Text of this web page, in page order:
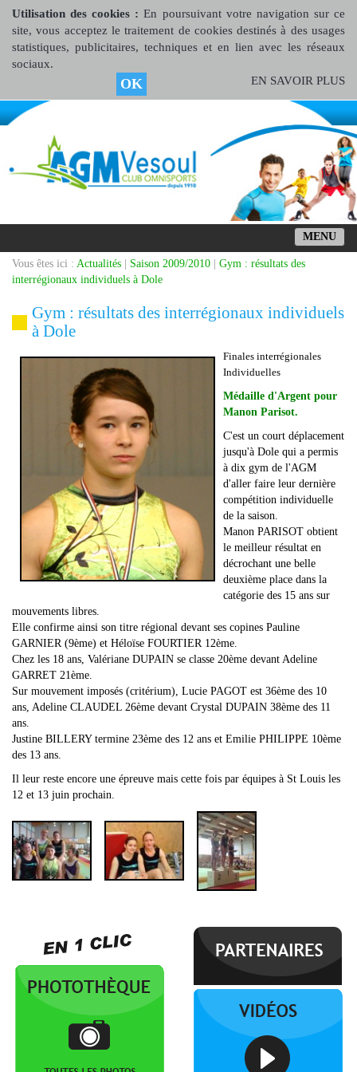
Utilisation des cookies :En poursuivant votre navigation sur ce
site, vous acceptez le traitement de cookies destinés à des usages
statistiques, publicitaires, techniques et en lien avec les réseaux
sociaux.
OK EN SAVOIR PLUS
MENU
Vous êtes ici : Actualités Saison 2009/2010
Gym : résultats des
interrégionaux individuels à Dole
Gym : résultats des interrégionaux individuels
à Dole
Finales interrégionales
Individuelles
Médaille d'Argent pour
Manon Parisot.
C'est un court déplacement
jusqu'à Dole qui a permis
à dix gym de l'AGM
d'aller faire leur dernière
compétition individuelle
de la saison.
Manon PARISOT obtient
le meilleur résultat en
décrochant une belle
deuxième place dans la
catégorie des 15 ans sur
mouvements libres.
Elle confirme ainsi son titre régional devant ses copines Pauline
GARNIER (9ème) et Héloïse FOURTIER 12ème.
Chez les 18 ans, Valériane DUPAIN se classe 20ème devant Adeline
GARRET 21ème.
Sur mouvement imposés (critérium), Lucie PAGOT est 36ème des 10
ans, Adeline CLAUDEL 26ème devant Crystal DUPAIN 38ème des 11
ans.
Justine BILLERY termine 23ème des 12 ans et Emilie PHILIPPE 10ème
des 13 ans.
Il leur reste encore une épreuve mais cette fois par équipes à St Louis les
12 et 13 juin prochain.